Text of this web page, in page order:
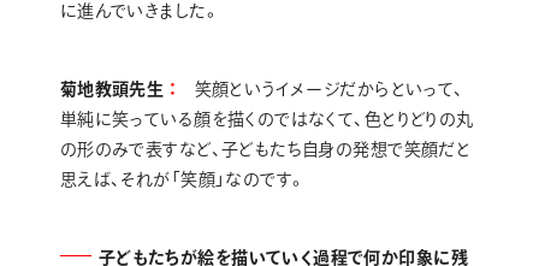
に進んでいきました。
菊地教頭先生
笑顔というイメージだからといって、
単純に笑っている顔を描くのではなくて、色とりどりの丸
の形のみで表すなど、子どもたち自身の発想で笑顔だと
思えば、それが「笑顔」なのです。
子どもたちが絵を描いていく過程で何か印象に残